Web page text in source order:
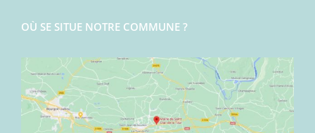
OÙ SE SITUE NOTRE COMMUNE ?